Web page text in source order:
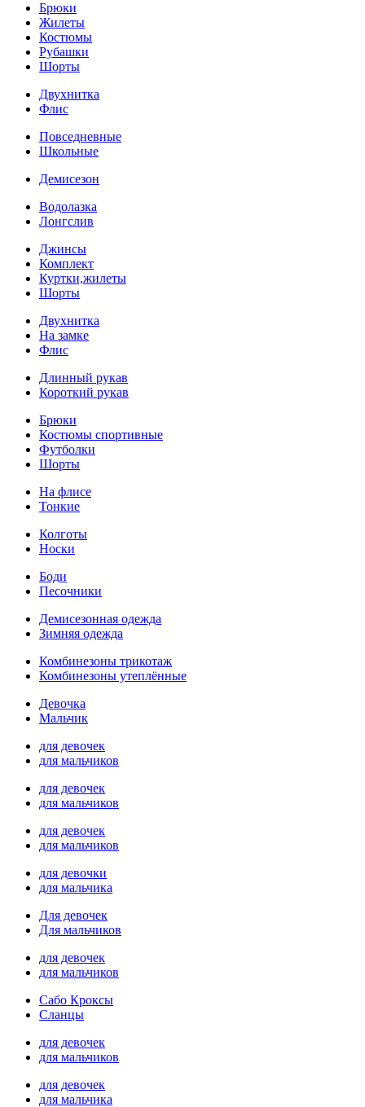
Брюки
Жилеты
Костюмы
Рубашки
Шорты
Двухнитка
Флис
Повседневные
Школьные
Демисезон
Водолазка
Лонгслив
Джинсы
Комплект
Куртки,жилеты
Шорты
Двухнитка
На замке
Флис
Длинный рукав
Короткий рукав
Брюки
Костюмы спортивные
Футболки
Шорты
На флисе
Тонкие
Колготы
Носки
Боди
Песочники
Демисезонная одежда
Зимняя одежда
Комбинезоны трикотаж
Комбинезоны утеплённые
Девочка
Мальчик
для девочек
для мальчиков
для девочек
для мальчиков
для девочек
для мальчиков
для девочки
для мальчика
Для девочек
Для мальчиков
для девочек
для мальчиков
Сабо Кроксы
Сланцы
для девочек
для мальчиков
для девочек
для мальчика